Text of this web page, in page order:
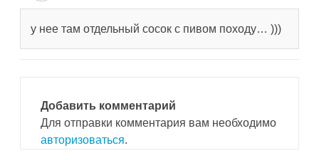
у нее там отдельный сосок с пивом походу… )))
Добавить комментарий
Для отправки комментария вам необходимо
авторизоваться.